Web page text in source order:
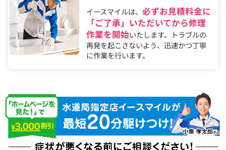
イースマイルは、必ずお見積料金に
「ご了承」いただいてから修理
作業を開始いたします。トラブルの
再発を起こさないよう、迅速かつ丁寧
に作業を行います。